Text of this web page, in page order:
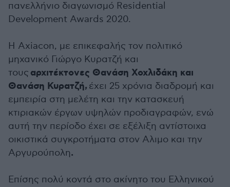
πανελλήνιο διαγωνισμό Residential
Development Awards 2020.
Η Axiacon, με επικεφαλής τον πολιτικό
μηχανικό Γιώργο Κυρατζή και
τους αρχιτέκτονες Θανάση Χοχλιδάκη και
Θανάση Κυρατζή, έχει 25 χρόνια διαδρομή και
εμπειρία στη μελέτη και την κατασκευή
κτιριακών έργων υψηλών προδιαγραφών, ενώ
αυτή την περίοδο έχει σε εξέλιξη αντίστοιχα
οικιστικά συγκροτήματα στον Αλιμο και την
Αργυρούπολη.
Επίσης πολύ κοντά στο ακίνητο του Ελληνικού